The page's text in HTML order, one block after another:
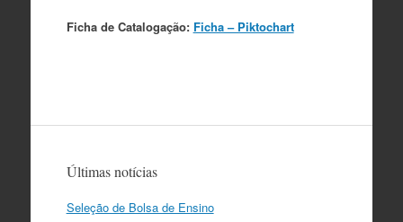
Ficha de Catalogação: Ficha – Piktochart
Últimas notícias
Seleção de Bolsa de Ensino